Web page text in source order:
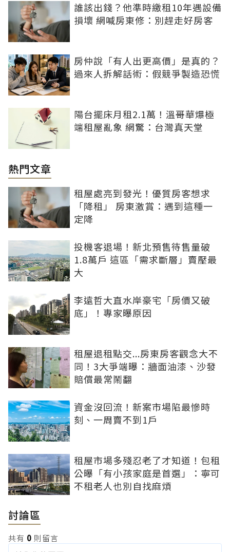
誰該出錢？他準時繳租10年遇設備
損壞 網喊房東修：別趕走好房客
房仲說「有人出更高價」是真的？
過來人拆解話術：假競爭製造恐慌
陽台擺床月租2.1萬！溫哥華爆極
端租屋亂象 網驚：台灣真天堂
熱門文章
租屋處亮到發光！優質房客想求
「降租」 房東激賞：遇到這種一
定降
投機客退場！新北預售待售量破
1.8萬戶 這區「需求斷層」賣壓最
大
李遠哲大直水岸豪宅「房價又破
底」！專家曝原因
租屋退租點交...房東房客觀念大不
同！3大爭端曝：牆面油漆、沙發
賠償最常鬧翻
資金沒回流！新案市場陷最慘時
刻、一周賣不到1戶
租屋市場多殘忍老了才知道！包租
公曝「有小孩家庭是首選」：寧可
不租老人也別自找麻煩
討論區
共有 0 則留言